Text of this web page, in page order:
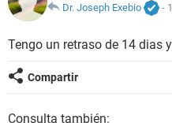
NUTRICIÓN
BIENESTAR
SEXUALIDAD
Dr. Joseph Exebio
-
Tengo un retraso de 14 dias
Compartir
Consulta también: